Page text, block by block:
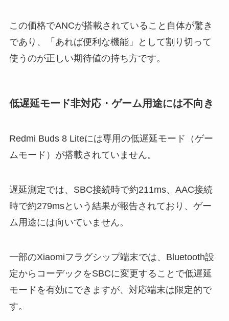
この価格でANCが搭載されていること自体が驚き
であり、「あれば便利な機能」として割り切って
使うのが正しい期待値の持ち方です。
低遅延モード非対応・ゲーム用途には不向き
Redmi Buds 8 Liteには専用の低遅延モード（ゲー
ムモード）が搭載されていません。
遅延測定では、SBC接続時で約211ms、AAC接続
時で約279msという結果が報告されており、ゲー
ム用途には向いていません。
一部のXiaomiフラグシップ端末では、Bluetooth設
定からコーデックをSBCに変更することで低遅延
モードを有効にできますが、対応端末は限定的で
す。